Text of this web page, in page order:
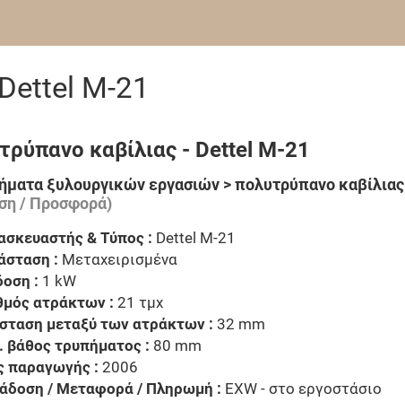
M-21
καβίλιας - Dettel M-21
ξυλουργικών εργασιών > πολυτρύπανο καβίλιας
/ Προσφορά)
& Τύπος : Dettel M-21
: Μεταχειρισμένα
: 1 kW
ατράκτων : 21 τμχ
μεταξύ των ατράκτων : 32 mm
βάθος τρυπήματος : 80 mm
παραγωγής : 2006
/ Μεταφορά / Πληρωμή : EXW - στο εργοστάσιο